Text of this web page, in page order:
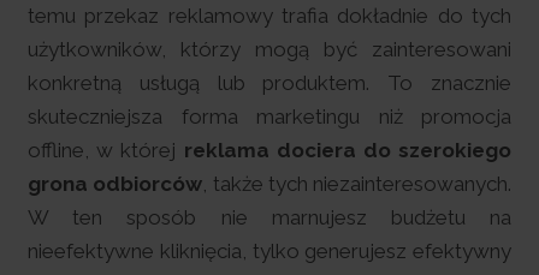
reklamowy trafia dokładnie do tych
którzy mogą być zainteresowani
usługą lub produktem. To znacznie
forma marketingu niż promocja
którejreklama dociera do szerokiego
, także tych niezainteresowanych.
nie marnujesz budżetu na
kliknięcia, tylko generujesz efektywny
reklamy
której
sklepie